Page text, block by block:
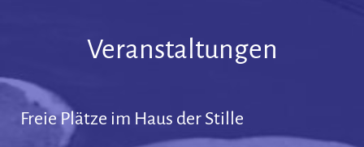
Veranstaltungen
Freie Plätze im Haus der Stille